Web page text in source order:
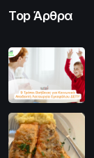
Top Άρθρα